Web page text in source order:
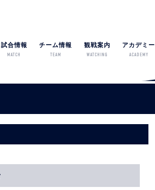
試合情報
MATCH
チーム情報
TEAM
観戦案内
WATCHING
アカデミー
ACADEMY